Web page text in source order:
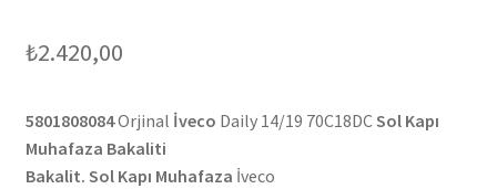
₺2.420,00
5801808084Orjinal İveco Daily 14/19 70C18DCSol Kapı
Muhafaza Bakaliti
Bakalit. Sol Kapı Muhafaza İveco